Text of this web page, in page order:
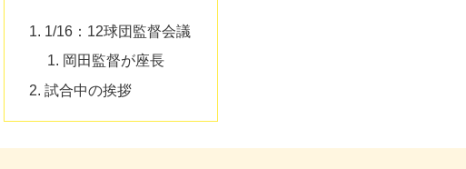
1/16：12球団監督会議
岡田監督が座長
試合中の挨拶